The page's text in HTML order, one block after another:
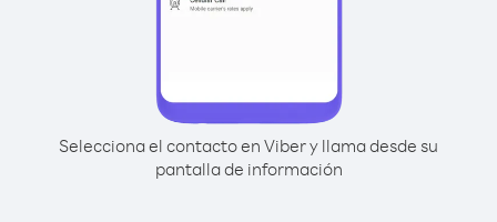
Selecciona el contacto en Viber y llama desde su
pantalla de información